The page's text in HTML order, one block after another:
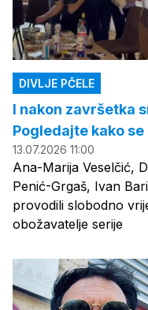
DIVLJE PČELE
I nakon završetka
Pogledajte kako
13.07.2026 11:00
Ana-Marija Veselčić,
Penić-Grgaš, Ivan
provodili slobodno
obožavatelje serije